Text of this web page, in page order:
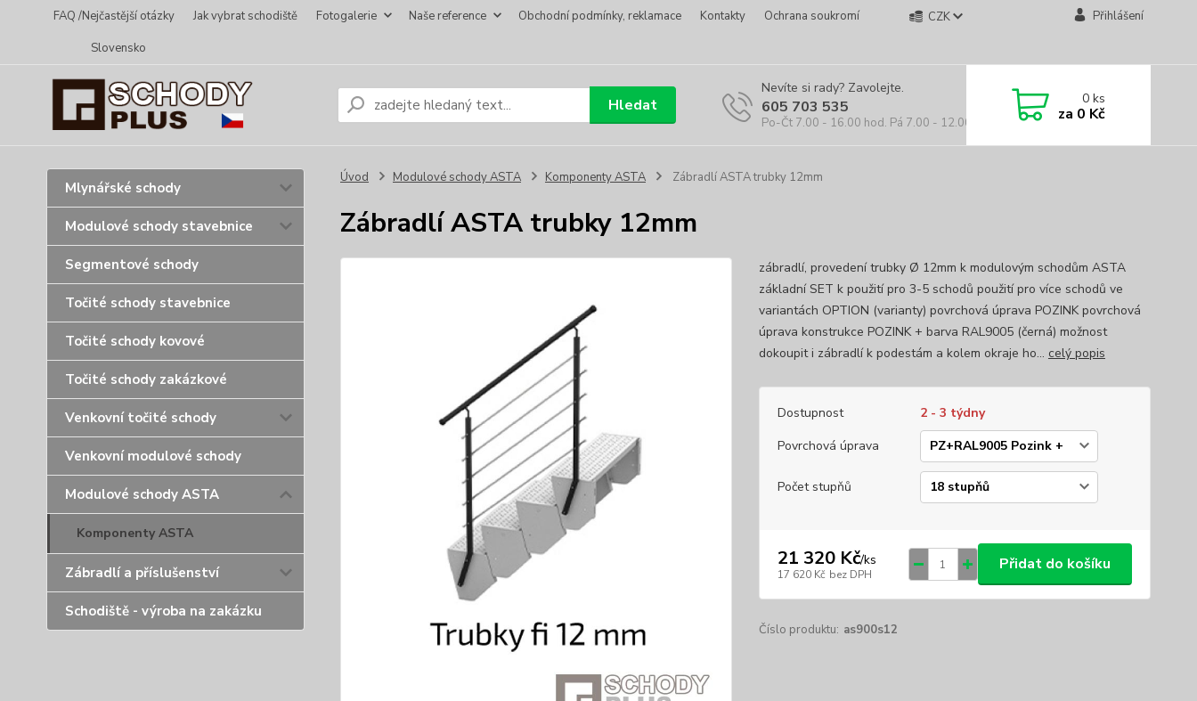
FAQ /Nejčastější otázky Jak vybrat schodiště Fotogalerie Naše reference Obchodní podmínky, reklamace Kontakty
Ochrana soukromí
Slovensko
CZK Přihlášení
Hledat
Nevíte si rady? Zavolejte.
605 703 535
Po-Čt 7.00 - 16.00 hod. Pá 7.00 - 12.00 hod.
0ks
za 0 Kč
Mlynářské schody
Modulové schody stavebnice
Segmentové schody
Točité schody stavebnice
Točité schody kovové
Točité schody zakázkové
Venkovní točité schody
Venkovní modulové schody
Modulové schody ASTA
Komponenty ASTA
Zábradlí a příslušenství
Schodiště - výroba na zakázku
Úvod Modulové schody ASTA Komponenty ASTA Zábradlí ASTA trubky 12mm
Zábradlí ASTA trubky 12mm
zábradlí, provedení trubky Ø 12mm k modulovým schodům ASTA
základní SET k použití pro 3-5 schodů použití pro více schodů ve
variantách OPTION (varianty) povrchová úprava POZINK povrchová
úprava konstrukce POZINK + barva RAL9005 (černá) možnost
dokoupit i zábradlí k podestám a kolem okraje ho... celý popis
Dostupnost
2 - 3 týdny
Povrchová úprava
Počet stupňů
21 320 Kč/ks
17 620 Kč bez DPH
Přidat do košíku
Číslo produktu: as900s12